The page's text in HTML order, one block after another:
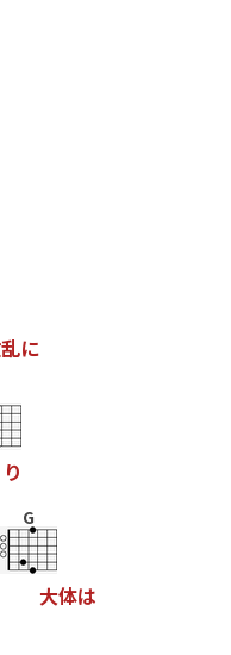
乱に
り
G
大体は